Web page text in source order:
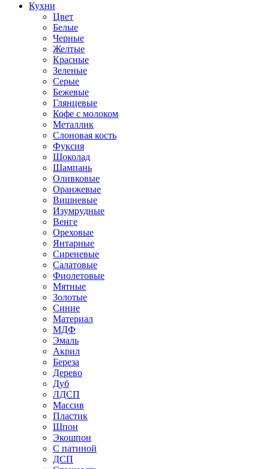
Кухни
Цвет
Белые
Черные
Желтые
Красные
Зеленые
Серые
Бежевые
Глянцевые
Кофе с молоком
Металлик
Слоновая кость
Фуксия
Шоколад
Шампань
Оливковые
Оранжевые
Вишневые
Изумрудные
Венге
Ореховые
Янтарные
Сиреневые
Салатовые
Фиолетовые
Мятные
Золотые
Синие
Материал
МДФ
Эмаль
Акрил
Береза
Дерево
Дуб
ЛДСП
Массив
Пластик
Шпон
Экошпон
С патиной
ДСП